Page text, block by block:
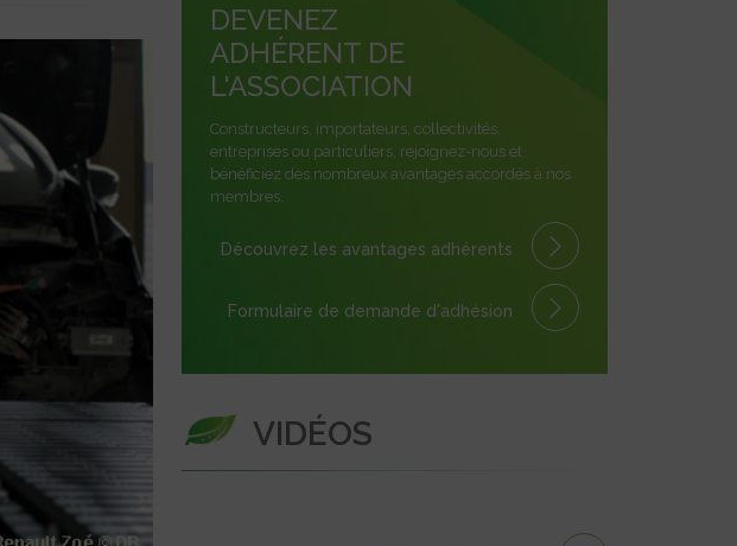
DEVENEZ
ADHÉRENT DE
L'ASSOCIATION
Constructeurs, importateurs, collectivités,
entreprises ou particuliers, rejoignez-nous et
bénéficiez des nombreux avantages accordés à nos
membres.
Découvrez les avantages adhérents
Formulaire de demande d'adhésion
VIDÉOS